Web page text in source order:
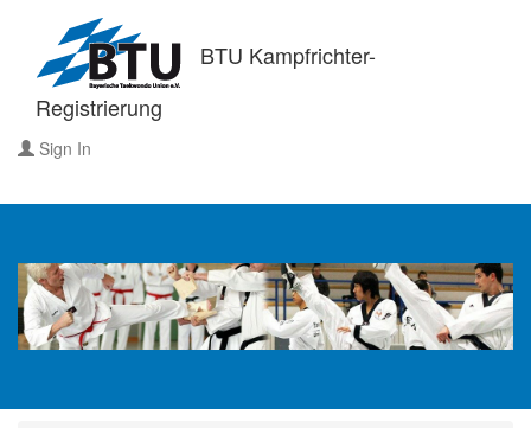
BTU Kampfrichter-
Registrierung
Sign In